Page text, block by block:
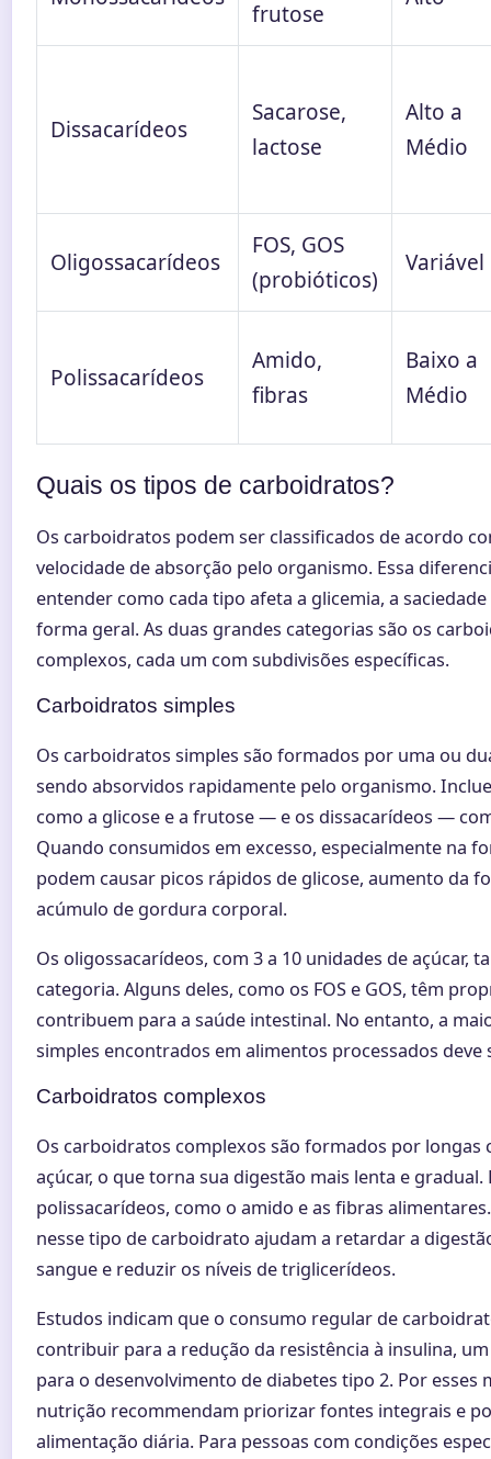
frutose
Dissacarídeos
Sacarose,
lactose
Alto a
Médio
Oligossacarídeos
FOS, GOS
(probióticos)
Variável
Polissacarídeos
Amido,
fibras
Baixo a
Médio
Quais os tipos de carboidratos?
Os carboidratos podem ser classificados de acordo
velocidade de absorção pelo organismo. Essa
entender como cada tipo afeta a glicemia, a
forma geral. As duas grandes categorias são os
complexos, cada um com subdivisões específicas.
Carboidratos simples
Os carboidratos simples são formados por uma ou
sendo absorvidos rapidamente pelo organismo.
como a glicose e a frutose — e os dissacarídeos —
Quando consumidos em excesso, especialmente na
podem causar picos rápidos de glicose, aumento da
acúmulo de gordura corporal.
Os oligossacarídeos, com 3 a 10 unidades de açúcar,
categoria. Alguns deles, como os FOS e GOS, têm
contribuem para a saúde intestinal. No entanto, a
simples encontrados em alimentos processados deve
Carboidratos complexos
Os carboidratos complexos são formados por longas
açúcar, o que torna sua digestão mais lenta e gradual.
polissacarídeos, como o amido e as fibras
nesse tipo de carboidrato ajudam a retardar a
sangue e reduzir os níveis de triglicerídeos.
Estudos indicam que o consumo regular de
contribuir para a redução da resistência à insulina,
para o desenvolvimento de diabetes tipo 2. Por esses
nutrição recommendam priorizar fontes integrais e
alimentação diária. Para pessoas com condições